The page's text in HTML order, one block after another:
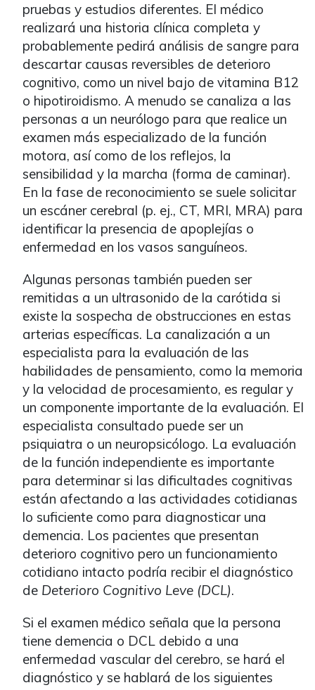
pruebas y estudios diferentes. El médico
realizará una historia clínica completa y
probablemente pedirá análisis de sangre para
descartar causas reversibles de deterioro
cognitivo, como un nivel bajo de vitamina B12
o hipotiroidismo. A menudo se canaliza a las
personas a un neurólogo para que realice un
examen más especializado de la función
motora, así como de los reflejos, la
sensibilidad y la marcha (forma de caminar).
En la fase de reconocimiento se suele solicitar
un escáner cerebral (p. ej., CT, MRI, MRA) para
identificar la presencia de apoplejías o
enfermedad en los vasos sanguíneos.
Algunas personas también pueden ser
remitidas a un ultrasonido de la carótida si
existe la sospecha de obstrucciones en estas
arterias específicas. La canalización a un
especialista para la evaluación de las
habilidades de pensamiento, como la memoria
y la velocidad de procesamiento, es regular y
un componente importante de la evaluación. El
especialista consultado puede ser un
psiquiatra o un neuropsicólogo. La evaluación
de la función independiente es importante
para determinar si las dificultades cognitivas
están afectando a las actividades cotidianas
lo suficiente como para diagnosticar una
demencia. Los pacientes que presentan
deterioro cognitivo pero un funcionamiento
cotidiano intacto podría recibir el diagnóstico
de Deterioro Cognitivo Leve (DCL).
Si el examen médico señala que la persona
tiene demencia o DCL debido a una
enfermedad vascular del cerebro, se hará el
diagnóstico y se hablará de los siguientes